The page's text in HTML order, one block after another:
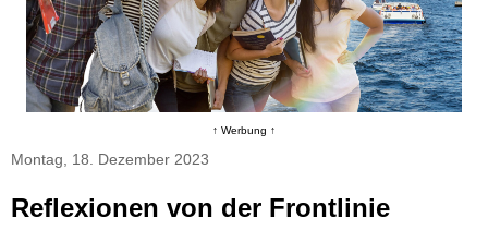
↑ Werbung ↑
Montag, 18. Dezember 2023
Reflexionen von der Frontlinie